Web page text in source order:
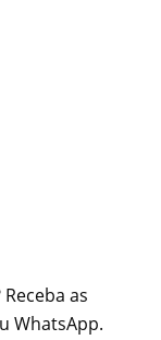
as
WhatsApp.